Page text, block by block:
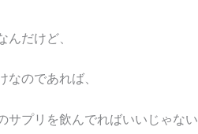
んだけど、
なのであれば、
サプリを飲んでればいいじゃな